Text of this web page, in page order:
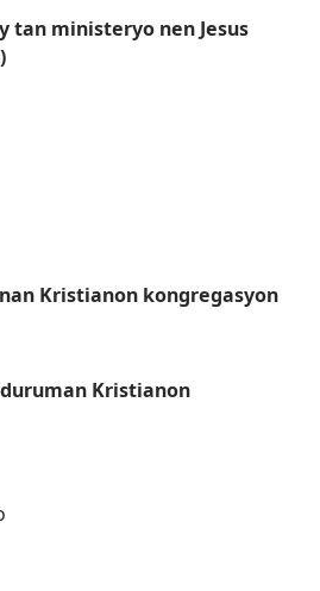
tan ministeryo nen Jesus
Kristianon kongregasyon
Kristianon